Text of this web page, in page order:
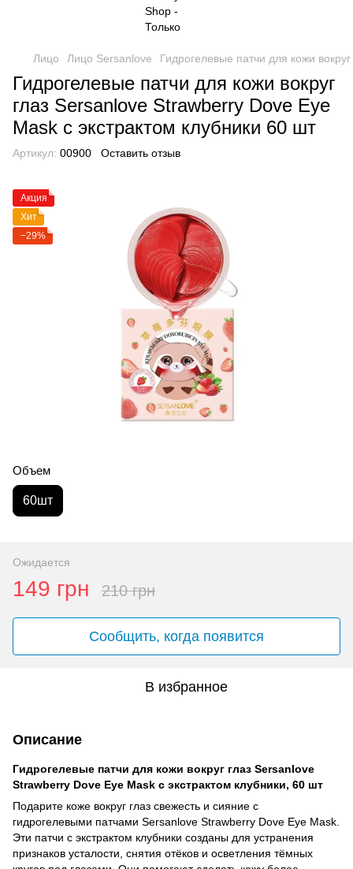
Лицо Лицо Sersanlove Гидрогелевые патчи для кожи
Гидрогелевые патчи для кожи вокруг
глаз Sersanlove Strawberry Dove Eye
Mask с экстрактом клубники 60 шт
Артикул: 00900 Оставить отзыв
Акция
Хит
−29%
Объем
60шт
Ожидается
149 грн 210 грн
Сообщить, когда появится
В избранное
Описание
Гидрогелевые патчи для кожи вокруг глаз Sersanlove
Strawberry Dove Eye Mask с экстрактом клубники, 60 шт
Подарите коже вокруг глаз свежесть и сияние с
гидрогелевыми патчами Sersanlove Strawberry Dove Eye Mask.
Эти патчи с экстрактом клубники созданы для устранения
признаков усталости, снятия отёков и осветления тёмных